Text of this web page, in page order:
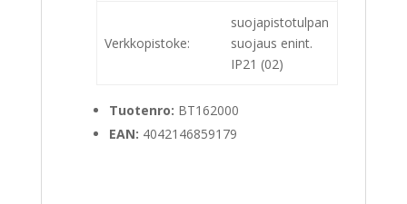
Verkkopistoke:
suojapistotulpan
suojaus enint.
IP21 (02)
Tuotenro: BT162000
EAN: 4042146859179